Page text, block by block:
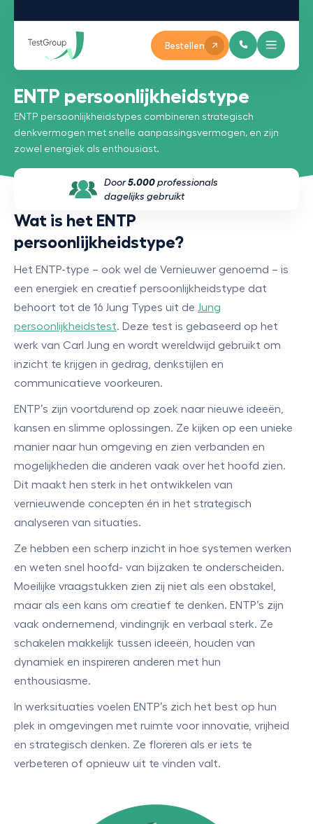
Bestellen
ENTP persoonlijkheidstype
ENTP persoonlijkheidstypes combineren strategisch
denkvermogen met snelle aanpassingsvermogen, en zijn
zowel energiek als enthousiast.
Door5.000 professionals
dagelijks gebruikt
Wat is het ENTP
persoonlijkheidstype?
Het ENTP-type – ook wel de Vernieuwer genoemd – is
een energiek en creatief persoonlijkheidstype dat
behoort tot de 16 Jung Types uit de Jung
persoonlijkheidstest. Deze test is gebaseerd op het
werk van Carl Jung en wordt wereldwijd gebruikt om
inzicht te krijgen in gedrag, denkstijlen en
communicatieve voorkeuren.
ENTP’s zijn voortdurend op zoek naar nieuwe ideeën,
kansen en slimme oplossingen. Ze kijken op een unieke
manier naar hun omgeving en zien verbanden en
mogelijkheden die anderen vaak over het hoofd zien.
Dit maakt hen sterk in het ontwikkelen van
vernieuwende concepten én in het strategisch
analyseren van situaties.
Ze hebben een scherp inzicht in hoe systemen werken
en weten snel hoofd- van bijzaken te onderscheiden.
Moeilijke vraagstukken zien zij niet als een obstakel,
maar als een kans om creatief te denken. ENTP’s zijn
vaak ondernemend, vindingrijk en verbaal sterk. Ze
schakelen makkelijk tussen ideeën, houden van
dynamiek en inspireren anderen met hun
enthousiasme.
In werksituaties voelen ENTP’s zich het best op hun
plek in omgevingen met ruimte voor innovatie, vrijheid
en strategisch denken. Ze floreren als er iets te
verbeteren of opnieuw uit te vinden valt.